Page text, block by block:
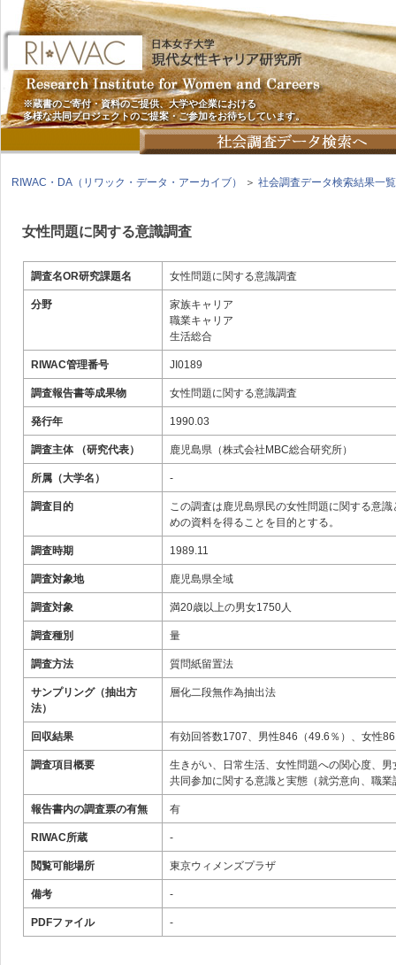
※蔵書のご寄付・資料のご提供、大学や企業における
多様な共同プロジェクトのご提案・ご参加をお待ちしています。
RIWAC・DA（リワック・データ・アーカイブ） ＞ 社会調査データ検索結果一覧
女性問題に関する意識調査
調査名OR研究課題名 女性問題に関する意識調査
分野
家族キャリア
職業キャリア
生活総合
RIWAC管理番号 JI0189
調査報告書等成果物 女性問題に関する意識調査
発行年 1990.03
調査主体 （研究代表） 鹿児島県（株式会社MBC総合研究所）
所属（大学名） -
調査目的
この調査は鹿児島県民の女性問題に関する意
めの資料を得ることを目的とする。
調査時期 1989.11
調査対象地 鹿児島県全域
調査対象 満20歳以上の男女1750人
調査種別 量
調査方法 質問紙留置法
サンプリング（抽出方
法）
層化二段無作為抽出法
回収結果 有効回答数1707、男性846（49.6％）、女性
調査項目概要
生きがい、日常生活、女性問題への関心度、
共同参加に関する意識と実態（就労意向、職
報告書内の調査票の有無 有
RIWAC所蔵 -
閲覧可能場所 東京ウィメンズプラザ
備考 -
PDFファイル -